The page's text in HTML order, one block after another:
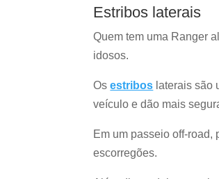
Estribos laterais
Quem tem uma Ranger
idosos.
Osestribos laterais são
veículo e dão mais
Em um passeio off-road,
escorregões.